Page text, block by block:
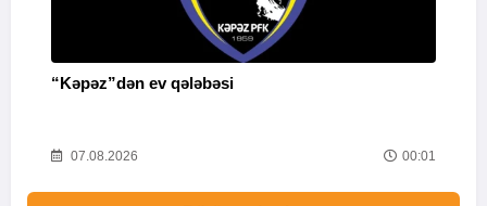
“Kəpəz”dən ev qələbəsi
07.08.2026 00:01